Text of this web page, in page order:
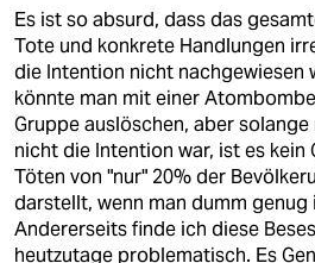
Es ist so absurd, dass das
Tote und konkrete Handlungen
die Intention nicht nachgewiesen
könnte man mit einer
Gruppe auslöschen, aber
nicht die Intention war, ist es kein
Töten von "nur" 20% der
darstellt, wenn man dumm genug
Andererseits finde ich diese
heutzutage problematisch. Es